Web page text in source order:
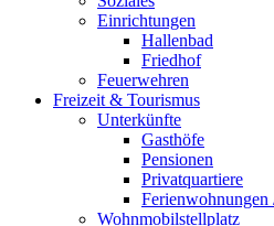
Einrichtungen
Hallenbad
Friedhof
Feuerwehren
Freizeit & Tourismus
Unterkünfte
Gasthöfe
Pensionen
Privatquartiere
Ferienwohnungen
Wohnmobilstellplatz